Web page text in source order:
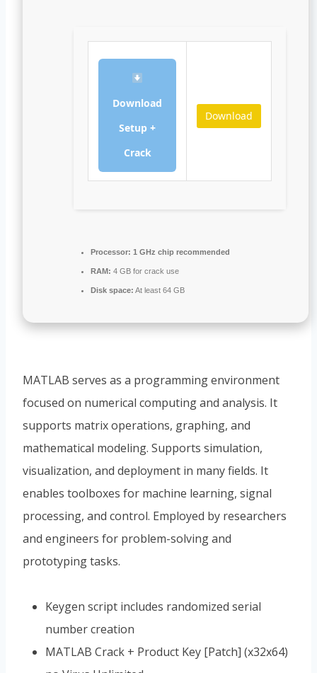
Download
Setup +
Crack
Download
Processor: 1 GHz chip recommended
RAM: 4 GB for crack use
Disk space: At least 64 GB
MATLAB serves as a programming environment
focused on numerical computing and analysis. It
supports matrix operations, graphing, and
mathematical modeling. Supports simulation,
visualization, and deployment in many fields. It
enables toolboxes for machine learning, signal
processing, and control. Employed by researchers
and engineers for problem-solving and
prototyping tasks.
Keygen script includes randomized serial
number creation
MATLAB Crack + Product Key [Patch] (x32x64)